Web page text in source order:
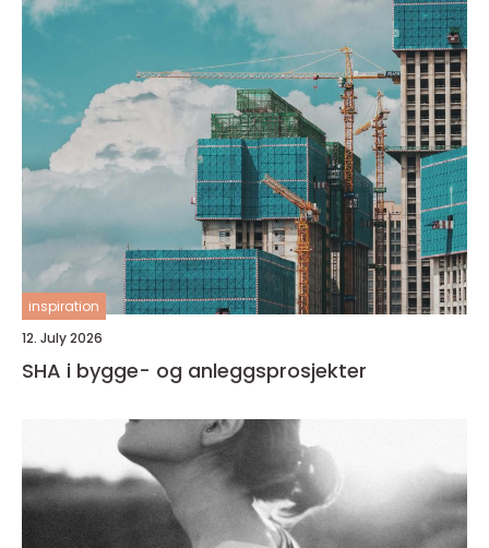
inspiration
12. July 2026
SHA i bygge- og anleggsprosjekter